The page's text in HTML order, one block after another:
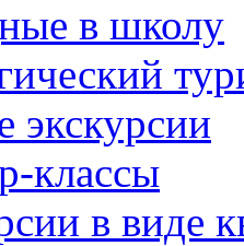
в школу
экскурсии
классы
в виде